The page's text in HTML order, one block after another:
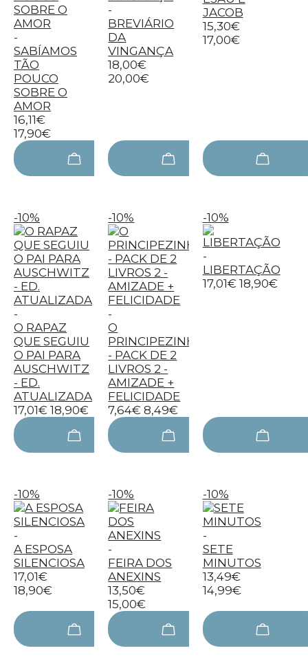
-
SABÍAMOS
TÃO
POUCO
SOBRE O
AMOR
16,11€
17,90€
-
BREVIÁRIO
DA
VINGANÇA
18,00€
20,00€
JACOB
15,30€
17,00€
-10%
-
O RAPAZ
QUE SEGUIU
O PAI PARA
AUSCHWITZ
- ED.
ATUALIZADA
17,01€ 18,90€
-10%
-
O
PRINCIPEZINHO
- PACK DE 2
LIVROS 2 -
AMIZADE +
FELICIDADE
7,64€ 8,49€
-10%
-
LIBERTAÇÃO
17,01€ 18,90€
-10%
-
A ESPOSA
SILENCIOSA
17,01€
18,90€
-10%
-
FEIRA DOS
ANEXINS
13,50€
15,00€
-10%
-
SETE
MINUTOS
13,49€
14,99€